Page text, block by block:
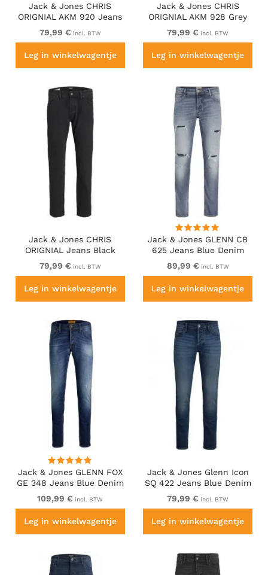
Jack & Jones CHRIS
ORIGNIAL AKM 920 Jeans
Blue Denim
79,99 € incl. BTW
Leg in winkelwagentje
Jack & Jones CHRIS
ORIGNIAL AKM 928 Grey
Denim
79,99 € incl. BTW
Leg in winkelwagentje
Jack & Jones CHRIS
ORIGNIAL Jeans Black
Denim
79,99 € incl. BTW
Leg in winkelwagentje
Jack & Jones GLENN CB
625 Jeans Blue Denim
89,99 € incl. BTW
Leg in winkelwagentje
Jack & Jones GLENN FOX
GE 348 Jeans Blue Denim
109,99 € incl. BTW
Leg in winkelwagentje
Jack & Jones Glenn Icon
SQ 422 Jeans Blue Denim
79,99 € incl. BTW
Leg in winkelwagentje